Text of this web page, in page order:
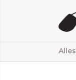
Alles